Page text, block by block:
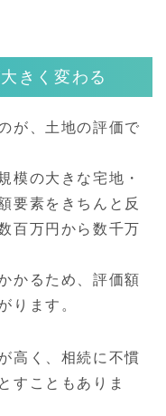
きく変わる
が、土地の評価で
模の大きな宅地・
要素をきちんと反
百万円から数千万
かるため、評価額
ります。
高く、相続に不慣
すこともありま